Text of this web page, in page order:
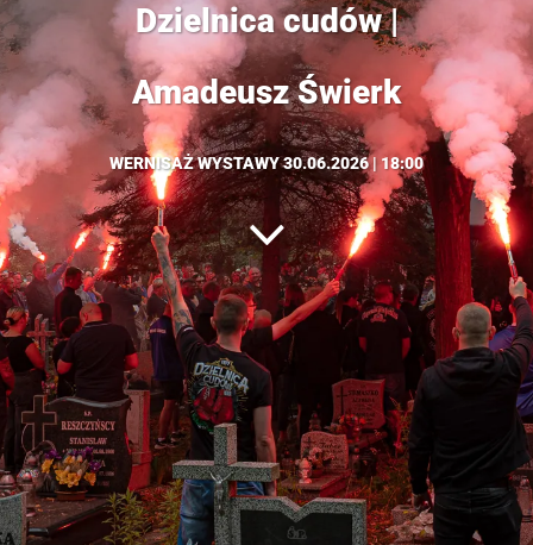
Dzielnica cudów |
Amadeusz Świerk
WERNISAŻ WYSTAWY 30.06.2026 | 18:00